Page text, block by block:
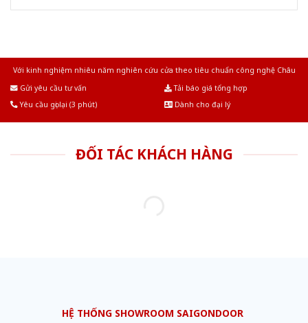
Với kinh nghiệm nhiêu năm nghiên cứu cửa theo tiêu chuẩn công nghệ Châu
Gửi yêu cầu tư vấn
Tải báo giá tổng hợp
Yêu cầu gọi lại (3 phút)
Dành cho đại lý
ĐỐI TÁC KHÁCH HÀNG
HỆ THỐNG SHOWROOM SAIGONDOOR